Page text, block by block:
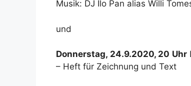
Musik: DJ Ilo Pan alias Willi
und
Donnerstag, 24.9.2020, 20 Uhr
– Heft für Zeichnung und Text